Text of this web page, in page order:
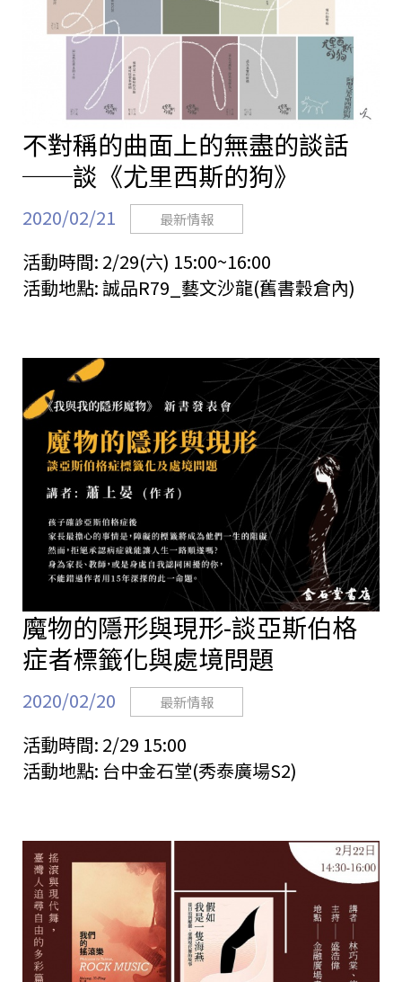
不對稱的曲面上的無盡的談話
──談《尤里西斯的狗》
2020/02/21 最新情報
活動時間: 2/29(六) 15:00~16:00
活動地點:誠品R79_藝文沙龍(舊書穀倉內)
魔物的隱形與現形-談亞斯伯格
症者標籤化與處境問題
2020/02/20 最新情報
活動時間: 2/29 15:00
活動地點: 台中金石堂(秀泰廣場S2)